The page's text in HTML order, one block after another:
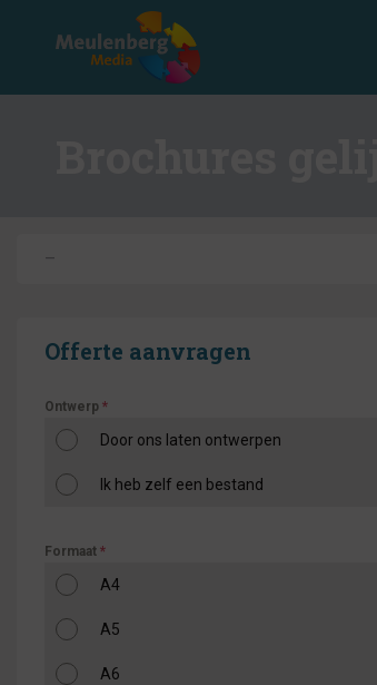
–
Offerte aanvragen
Ontwerp *
Door ons laten ontwerpen
Ik heb zelf een bestand
Formaat *
A4
A5
A6